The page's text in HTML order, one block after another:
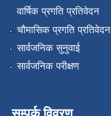
वार्षिक प्रगति प्रतिवेदन
चौमासिक प्रगति प्रतिवेदन
सार्वजनिक सुनुवाई
सार्वजनिक परीक्षण